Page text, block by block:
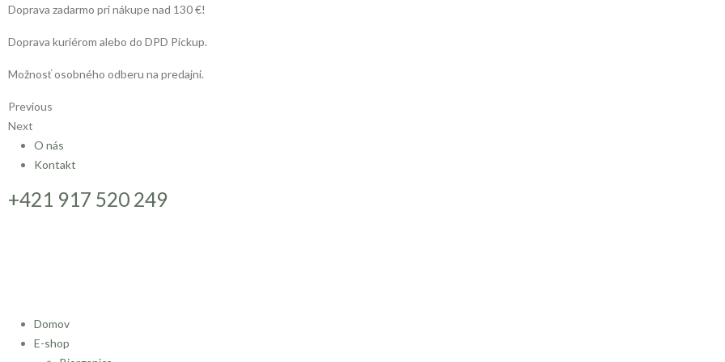
Doprava zadarmo pri nákupe nad 130 €!
Doprava kuriérom alebo do DPD Pickup.
Možnosť osobného odberu na predajni.
Previous
Next
O nás
Kontakt
+421 917 520 249
Domov
E-shop